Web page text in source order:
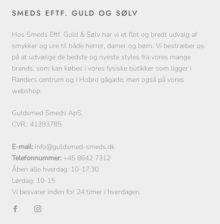
SMEDS EFTF. GULD OG SØLV
Hos Smeds Eftf. Guld & Sølv har vi et flot og bredt udvalg af
smykker og ure til både herrer, damer og børn. Vi bestræber os
på at udvælge de bedste og nyeste styles fra vores mange
brands, som kan købes i vores fysiske butikker som ligger i
Randers centrum og i Hobro gågade, men også på vores
webshop.
Guldsmed Smeds ApS,
CVR.: 41393785
E-mail: info@guldsmed-smeds.dk
Telefonnummer: +45 8642 7312
Åben alle hverdag: 10-17:30
Lørdag: 10-15
Vi besvarer inden for 24 timer i hverdagen.